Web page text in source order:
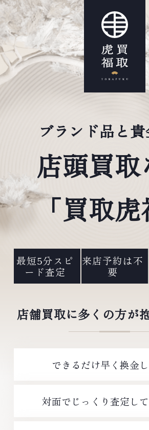
ブランド品と
店頭買取
「買取虎
最短5分スピ
ード査定
来店予約は不
要
店舗買取に多くの方が
できるだけ早く換金し
対面でじっくり査定して